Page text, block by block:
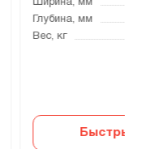
Ширина, мм
Глубина, мм
Вес, кг
Быстрый